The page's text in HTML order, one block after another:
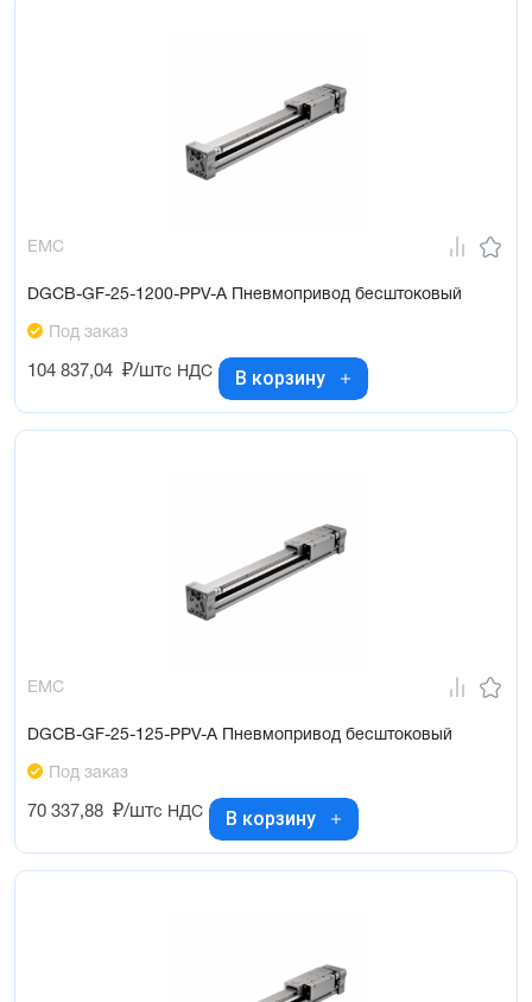
EMC
DGCB-GF-25-1200-PPV-A Пневмопривод бесштоковый
Под заказ
104 837,04 ₽/штс НДС В корзину
EMC
DGCB-GF-25-125-PPV-A Пневмопривод бесштоковый
Под заказ
70 337,88 ₽/штс НДС В корзину